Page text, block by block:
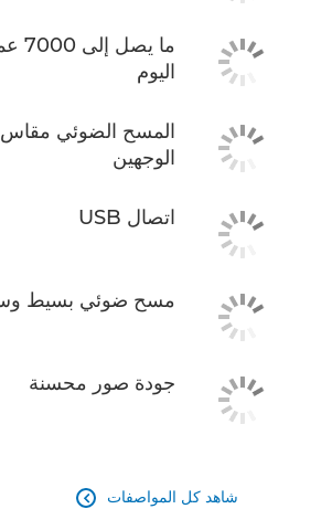
ما
اليوم
الوجهين
اتصال USB
مسح ضوئي بسيط
جودة صور محسنة
شاهد كل المواصفات 